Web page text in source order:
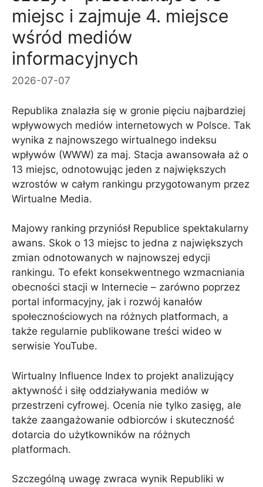
miejsc i zajmuje 4. miejsce
wśród mediów
informacyjnych
2026-07-07
Republika znalazła się w gronie pięciu najbardziej
wpływowych mediów internetowych w Polsce. Tak
wynika z najnowszego wirtualnego indeksu
wpływów (WWW) za maj. Stacja awansowała aż o
13 miejsc, odnotowując jeden z największych
wzrostów w całym rankingu przygotowanym przez
Wirtualne Media.
Majowy ranking przyniósł Republice spektakularny
awans. Skok o 13 miejsc to jedna z największych
zmian odnotowanych w najnowszej edycji
rankingu. To efekt konsekwentnego wzmacniania
obecności stacji w Internecie – zarówno poprzez
portal informacyjny, jak i rozwój kanałów
społecznościowych na różnych platformach, a
także regularnie publikowane treści wideo w
serwisie YouTube.
Wirtualny Influence Index to projekt analizujący
aktywność i siłę oddziaływania mediów w
przestrzeni cyfrowej. Ocenia nie tylko zasięg, ale
także zaangażowanie odbiorców i skuteczność
dotarcia do użytkowników na różnych
platformach.
Szczególną uwagę zwraca wynik Republiki w